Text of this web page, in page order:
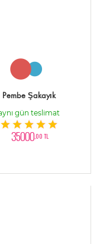
Pembe Şakayık
gün teslimat
35000,00 TL